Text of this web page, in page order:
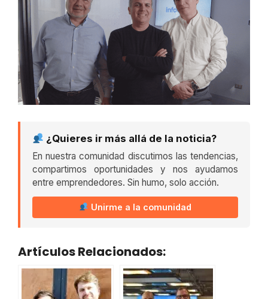
¿Quieres ir más allá de la noticia?
En nuestra comunidad discutimos las tendencias,
compartimos oportunidades y nos ayudamos
entre emprendedores. Sin humo, solo acción.
Unirme a la comunidad
Artículos Relacionados: